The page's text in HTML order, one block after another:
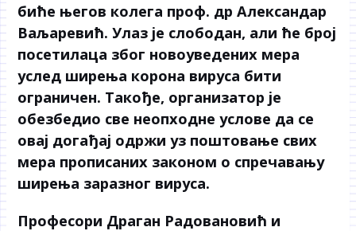
биће његов колега проф. др Александар
Ваљаревић. Улаз је слободан, али ће број
посетилаца због новоуведених мера
услед ширења корона вируса бити
ограничен. Такође, организатор је
обезбедио све неопходне услове да се
овај догађај одржи уз поштовање свих
мера прописаних законом о спречавању
ширења заразног вируса.
Професори Драган Радовановић и